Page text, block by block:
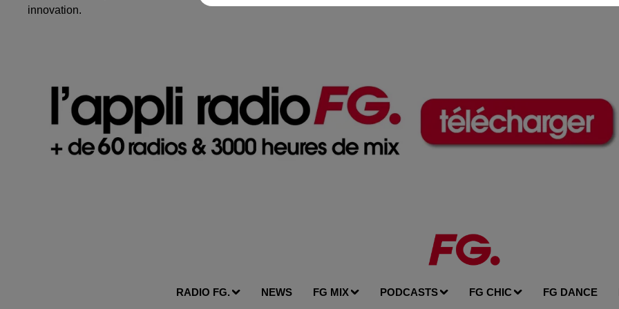
innovation.
RADIO FG. NEWS FG MIX PODCASTS FG CHIC FG DANCE